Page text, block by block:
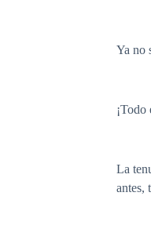
Ya no
¡Todo
La
antes,